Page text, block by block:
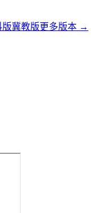
版冀教版更多版本 →